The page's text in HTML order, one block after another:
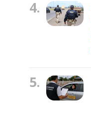
4.
5.